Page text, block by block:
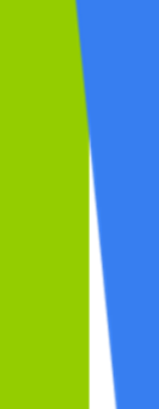
про ризики
від банків та МФО
вигідне рішення
умови